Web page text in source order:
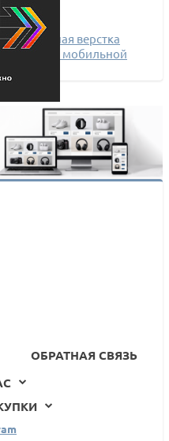
адаптивная верстка
H1 на мобильной
магазине: 5
нужно устранить
ОБРАТНАЯ СВЯЗЬ